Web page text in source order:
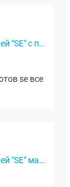
Заглушки повторителей "SE" с подсветкой...
se все
Заглушки повторителей "SE" матовые (черный мат)